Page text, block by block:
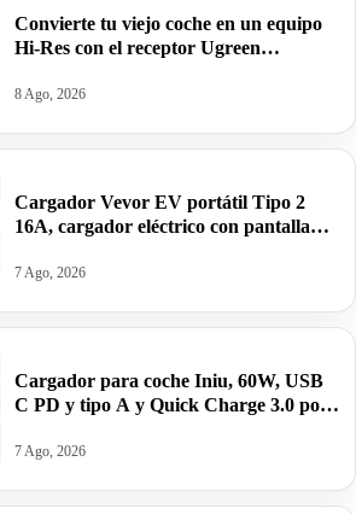
Convierte tu viejo coche en un equipo
Hi-Res con el receptor Ugreen
21,99€.
8 Ago, 2026
Cargador Vevor EV portátil Tipo 2
16A, cargador eléctrico con pantalla
antes 211,99€.
7 Ago, 2026
Cargador para coche Iniu, 60W, USB
C PD y tipo A y Quick Charge 3.0 por
7 Ago, 2026